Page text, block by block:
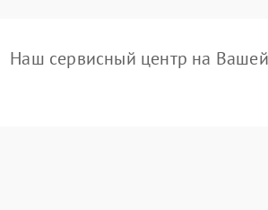
Наш сервисный центр на